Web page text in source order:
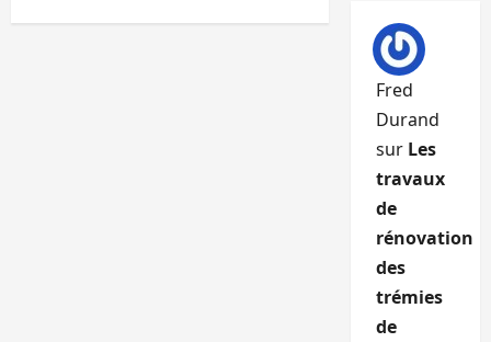
Fred
Durand
sur Les
travaux
de
rénovation
des
trémies
de